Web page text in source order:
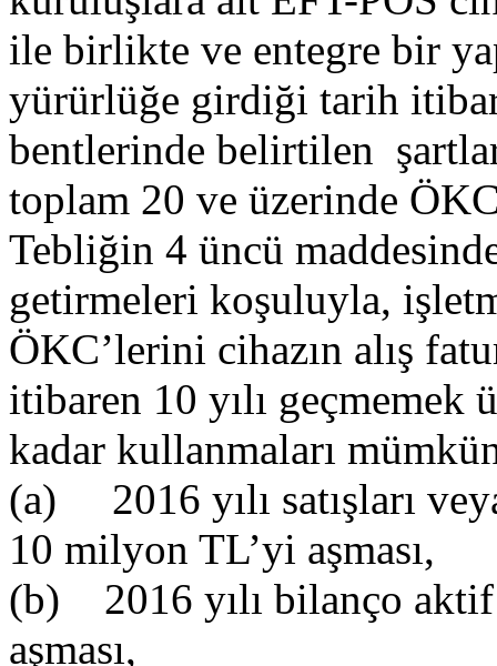
ile birlikte ve entegre bir
yürürlüğe girdiği tarih
bentlerinde belirtilen
toplam 20 ve üzerinde
Tebliğin 4 üncü
getirmeleri koşuluyla,
ÖKC’lerini cihazın alış
itibaren 10 yılı geçmemek
kadar kullanmaları
(a) 2016 yılı satışları
10 milyon TL’yi aşması,
(b) 2016 yılı bilanço aktif
aşması,